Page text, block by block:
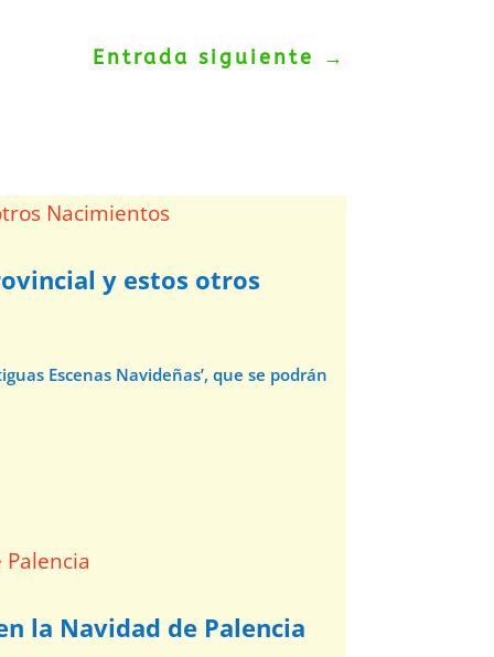
Entrada siguiente →
y estos otros
Escenas Navideñas’, que se podrán
la Navidad de Palencia